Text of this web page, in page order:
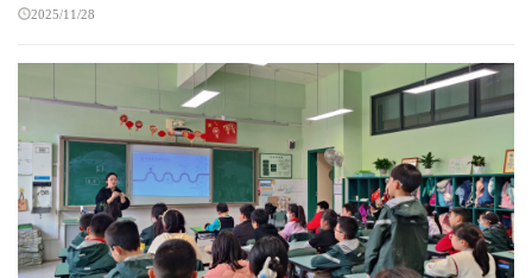
学府和科研机构。在讲解员引导下，师生们通过...
2025/11/28